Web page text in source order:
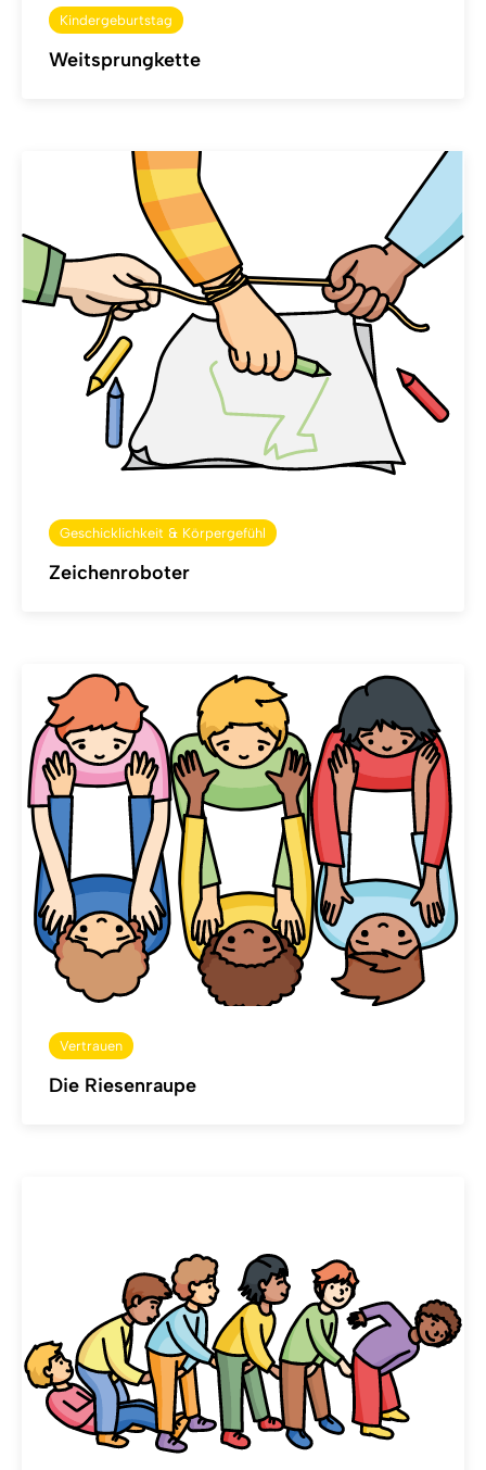
Kindergeburtstag
Weitsprungkette
Geschicklichkeit & Körpergefühl
Zeichenroboter
Vertrauen
Die Riesenraupe